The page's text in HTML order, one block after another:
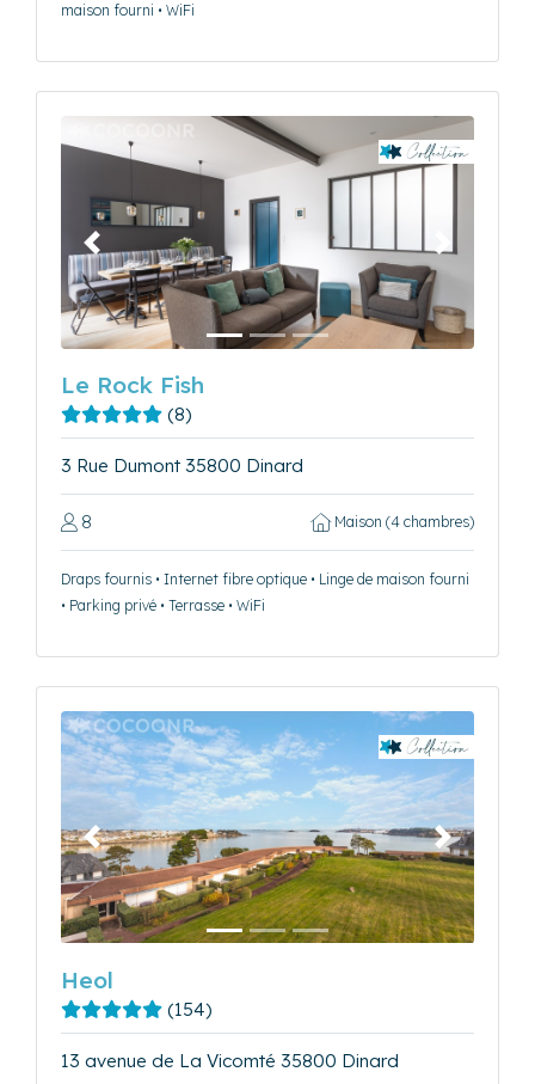
maison fourni • WiFi
Précédent Suivant
Le Rock Fish
(8)
3 Rue Dumont 35800 Dinard
8 Maison (4 chambres)
Draps fournis • Internet fibre optique • Linge de maison fourni
• Parking privé • Terrasse • WiFi
Précédent Suivant
Heol
(154)
13 avenue de La Vicomté 35800 Dinard